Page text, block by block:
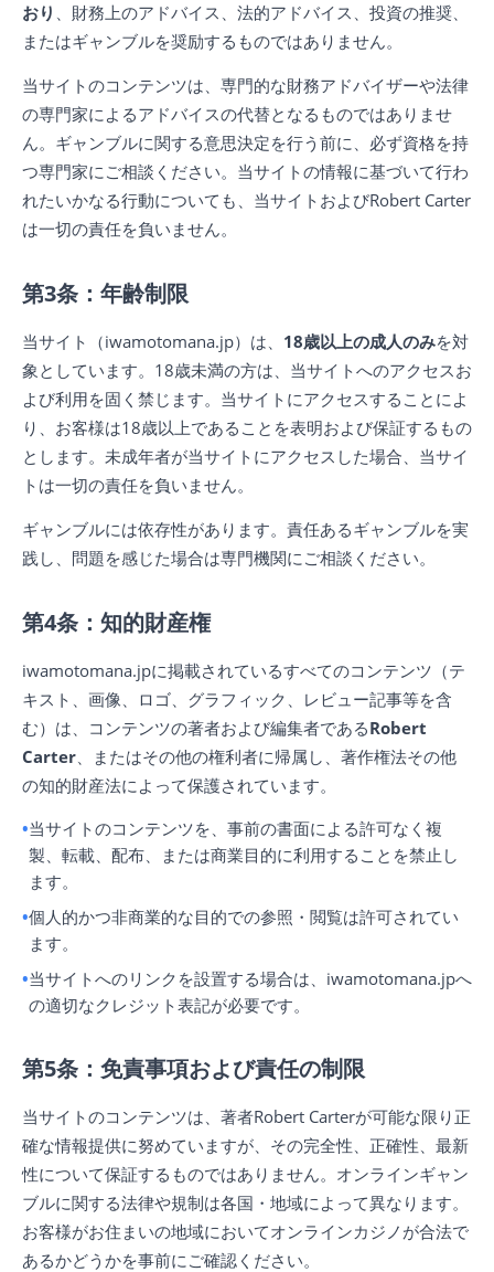
おり 、財務上のアドバイス、法的アドバイス、投資の推奨、
またはギャンブルを奨励するものではありません。
当サイトのコンテンツは、専門的な財務アドバイザーや法律
の専門家によるアドバイスの代替となるものではありませ
ん。ギャンブルに関する意思決定を行う前に、必ず資格を持
つ専門家にご相談ください。当サイトの情報に基づいて行わ
れたいかなる行動についても、当サイトおよびRobert Carter
は一切の責任を負いません。
第3条：年齢制限
当サイト（iwamotomana.jp）は、 18歳以上の成人のみを対
象としています。18歳未満の方は、当サイトへのアクセスお
よび利用を固く禁じます。当サイトにアクセスすることによ
り、お客様は18歳以上であることを表明および保証するもの
とします。未成年者が当サイトにアクセスした場合、当サイ
トは一切の責任を負いません。
ギャンブルには依存性があります。責任あるギャンブルを実
践し、問題を感じた場合は専門機関にご相談ください。
第4条：知的財産権
iwamotomana.jpに掲載されているすべてのコンテンツ（テ
キスト、画像、ロゴ、グラフィック、レビュー記事等を含
む）は、コンテンツの著者および編集者であるRobert
Carter、またはその他の権利者に帰属し、著作権法その他
の知的財産法によって保護されています。
当サイトのコンテンツを、事前の書面による許可なく複
製、転載、配布、または商業目的に利用することを禁止し
ます。
個人的かつ非商業的な目的での参照・閲覧は許可されてい
ます。
当サイトへのリンクを設置する場合は、iwamotomana.jpへ
の適切なクレジット表記が必要です。
第5条：免責事項および責任の制限
当サイトのコンテンツは、著者Robert Carterが可能な限り正
確な情報提供に努めていますが、その完全性、正確性、最新
性について保証するものではありません。オンラインギャン
ブルに関する法律や規制は各国・地域によって異なります。
お客様がお住まいの地域においてオンラインカジノが合法で
あるかどうかを事前にご確認ください。